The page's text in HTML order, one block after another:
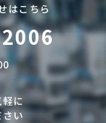
はこちら
軽に
い